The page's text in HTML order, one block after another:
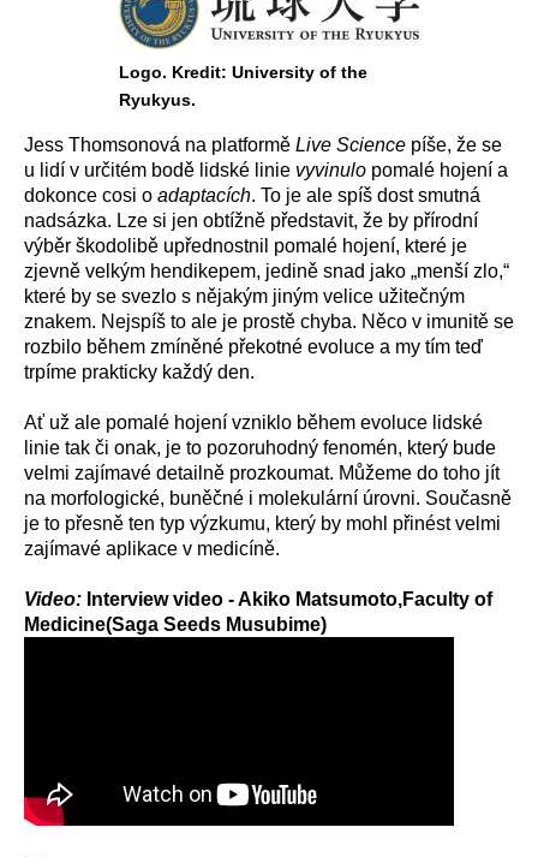
Logo. Kredit: University of the
Ryukyus.
Jess Thomsonová na platformě Live Science píše, že se
u lidí v určitém bodě lidské linie vyvinulo pomalé hojení a
dokonce cosi o adaptacích. To je ale spíš dost smutná
nadsázka. Lze si jen obtížně představit, že by přírodní
výběr škodolibě upřednostnil pomalé hojení, které je
zjevně velkým hendikepem, jedině snad jako „menší zlo,“
které by se svezlo s nějakým jiným velice užitečným
znakem. Nejspíš to ale je prostě chyba. Něco v imunitě se
rozbilo během zmíněné překotné evoluce a my tím teď
trpíme prakticky každý den.
Ať už ale pomalé hojení vzniklo během evoluce lidské
linie tak či onak, je to pozoruhodný fenomén, který bude
velmi zajímavé detailně prozkoumat. Můžeme do toho jít
na morfologické, buněčné i molekulární úrovni. Současně
je to přesně ten typ výzkumu, který by mohl přinést velmi
zajímavé aplikace v medicíně.
Video: Interview video - Akiko Matsumoto,Faculty of
Medicine(Saga Seeds Musubime)